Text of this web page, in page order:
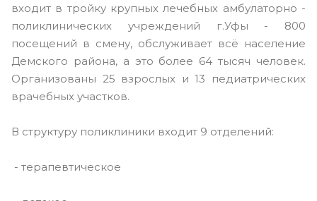
входит в тройку крупных лечебных амбулаторно -
поликлинических учреждений г.Уфы - 800
посещений в смену, обслуживает всё население
Демского района, а это более 64 тысяч человек.
Организованы 25 взрослых и 13 педиатрических
врачебных участков.
В структуру поликлиники входит 9 отделений:
- терапевтическое